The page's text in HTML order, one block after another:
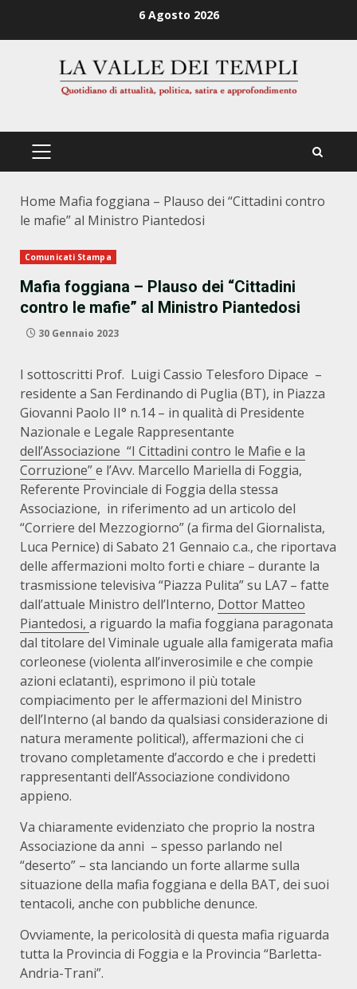
6 Agosto 2026
PRIMÄRES
Home Mafia foggiana – Plauso dei “Cittadini contro
le mafie” al Ministro Piantedosi
Comunicati Stampa
Mafia foggiana – Plauso dei “Cittadini
contro le mafie” al Ministro Piantedosi
30 Gennaio 2023
I sottoscritti Prof. Luigi Cassio Telesforo Dipace –
residente a San Ferdinando di Puglia (BT), in Piazza
Giovanni Paolo II° n.14 – in qualità di Presidente
Nazionale e Legale Rappresentante
dell’Associazione “I Cittadini contro le Mafie e la
Corruzione”e l’Avv. Marcello Mariella di Foggia,
Referente Provinciale di Foggia della stessa
Associazione, in riferimento ad un articolo del
“Corriere del Mezzogiorno” (a firma del Giornalista,
Luca Pernice) di Sabato 21 Gennaio c.a., che riportava
delle affermazioni molto forti e chiare – durante la
trasmissione televisiva “Piazza Pulita” su LA7 – fatte
dall’attuale Ministro dell’Interno, Dottor Matteo
Piantedosi, a riguardo la mafia foggiana paragonata
dal titolare del Viminale uguale alla famigerata mafia
corleonese (violenta all’inverosimile e che compie
azioni eclatanti), esprimono il più totale
compiacimento per le affermazioni del Ministro
dell’Interno (al bando da qualsiasi considerazione di
natura meramente politica!), affermazioni che ci
trovano completamente d’accordo e che i predetti
rappresentanti dell’Associazione condividono
appieno.
Va chiaramente evidenziato che proprio la nostra
Associazione da anni – spesso parlando nel
“deserto” – sta lanciando un forte allarme sulla
situazione della mafia foggiana e della BAT, dei suoi
tentacoli, anche con pubbliche denunce.
Ovviamente, la pericolosità di questa mafia riguarda
tutta la Provincia di Foggia e la Provincia “Barletta-
Andria-Trani”.